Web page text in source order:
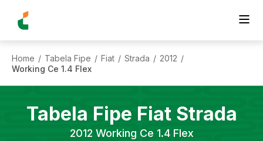
Home / Tabela Fipe / Fiat / Strada / 2012 /
Working Ce 1.4 Flex
Tabela Fipe Fiat Strada
2012 Working Ce 1.4 Flex